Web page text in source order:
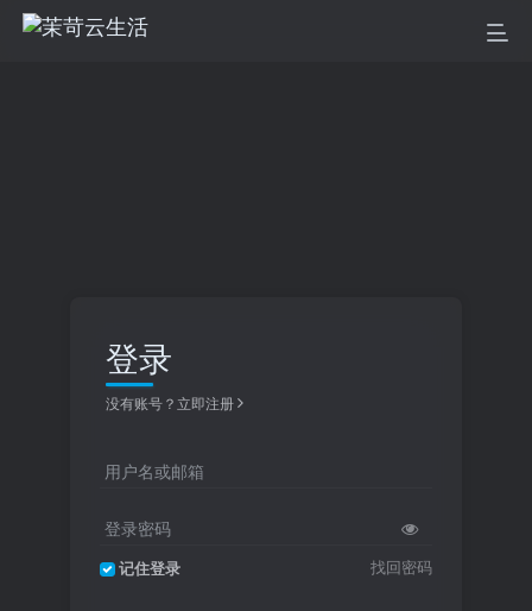
登录
没有账号？立即注册
用户名或邮箱
登录密码
记住登录 找回密码